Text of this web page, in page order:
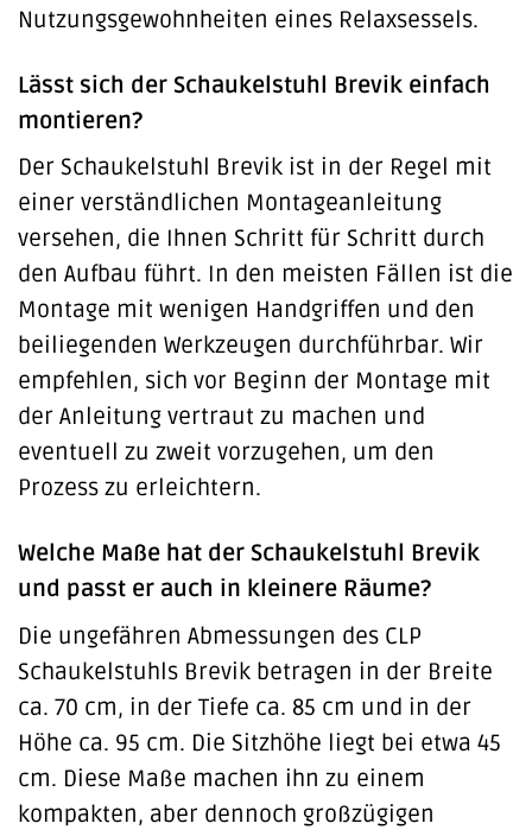
Nutzungsgewohnheiten eines Relaxsessels.
Lässt sich der Schaukelstuhl Brevik einfach
montieren?
Der Schaukelstuhl Brevik ist in der Regel mit
einer verständlichen Montageanleitung
versehen, die Ihnen Schritt für Schritt durch
den Aufbau führt. In den meisten Fällen ist die
Montage mit wenigen Handgriffen und den
beiliegenden Werkzeugen durchführbar. Wir
empfehlen, sich vor Beginn der Montage mit
der Anleitung vertraut zu machen und
eventuell zu zweit vorzugehen, um den
Prozess zu erleichtern.
Welche Maße hat der Schaukelstuhl Brevik
und passt er auch in kleinere Räume?
Die ungefähren Abmessungen des CLP
Schaukelstuhls Brevik betragen in der Breite
ca. 70 cm, in der Tiefe ca. 85 cm und in der
Höhe ca. 95 cm. Die Sitzhöhe liegt bei etwa 45
cm. Diese Maße machen ihn zu einem
kompakten, aber dennoch großzügigen